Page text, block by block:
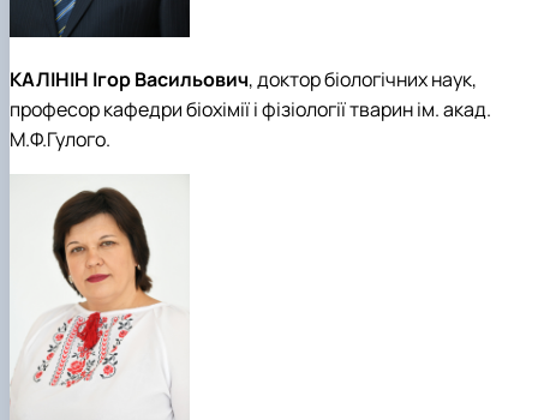
КАЛІНІН Ігор Васильович, доктор біологічних наук,
професор кафедри біохімії і фізіології тварин ім. акад.
М.Ф.Гулого.